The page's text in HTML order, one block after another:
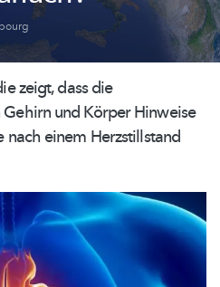
zeigt, dass die
und Körper Hinweise
nach einem Herzstillstand